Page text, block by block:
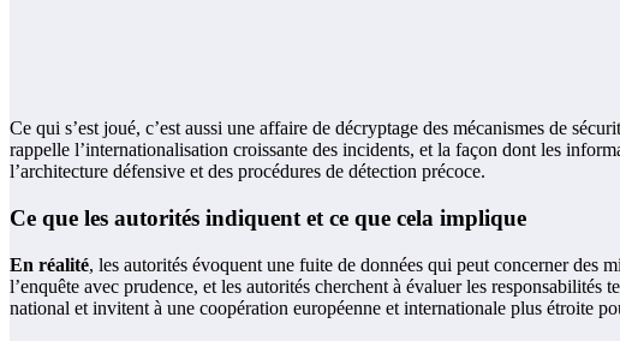
Ce qui s’est joué, c’est aussi une affaire de décryptage des mécanismes de
rappelle l’internationalisation croissante des incidents, et la façon dont les
l’architecture défensive et des procédures de détection précoce.
Ce que les autorités indiquent et ce que cela implique
En réalité, les autorités évoquent une fuite de données qui peut concerner des
l’enquête avec prudence, et les autorités cherchent à évaluer les
national et invitent à une coopération européenne et internationale plus étroite